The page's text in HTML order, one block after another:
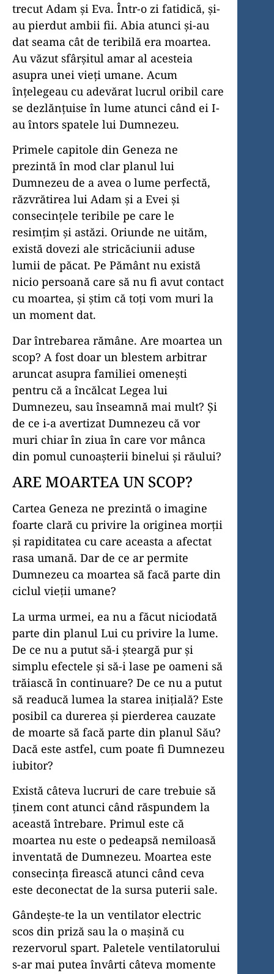
trecut Adam și Eva. Într-o zi fatidică, și-
au pierdut ambii fii. Abia atunci și-au
dat seama cât de teribilă era moartea.
Au văzut sfârșitul amar al acesteia
asupra unei vieți umane. Acum
înțelegeau cu adevărat lucrul oribil care
se dezlănțuise în lume atunci când ei I-
au întors spatele lui Dumnezeu.
Primele capitole din Geneza ne
prezintă în mod clar planul lui
Dumnezeu de a avea o lume perfectă,
răzvrătirea lui Adam și a Evei și
consecințele teribile pe care le
resimțim și astăzi. Oriunde ne uităm,
există dovezi ale stricăciunii aduse
lumii de păcat. Pe Pământ nu există
nicio persoană care să nu fi avut contact
cu moartea, și știm că toți vom muri la
un moment dat.
Dar întrebarea rămâne. Are moartea un
scop? A fost doar un blestem arbitrar
aruncat asupra familiei omenești
pentru că a încălcat Legea lui
Dumnezeu, sau înseamnă mai mult? Și
de ce i-a avertizat Dumnezeu că vor
muri chiar în ziua în care vor mânca
din pomul cunoașterii binelui și răului?
ARE MOARTEA UN SCOP?
Cartea Geneza ne prezintă o imagine
foarte clară cu privire la originea morții
și rapiditatea cu care aceasta a afectat
rasa umană. Dar de ce ar permite
Dumnezeu ca moartea să facă parte din
ciclul vieții umane?
La urma urmei, ea nu a făcut niciodată
parte din planul Lui cu privire la lume.
De ce nu a putut să-i șteargă pur și
simplu efectele și să-i lase pe oameni să
trăiască în continuare? De ce nu a putut
să readucă lumea la starea inițială? Este
posibil ca durerea și pierderea cauzate
de moarte să facă parte din planul Său?
Dacă este astfel, cum poate fi Dumnezeu
iubitor?
Există câteva lucruri de care trebuie să
ținem cont atunci când răspundem la
această întrebare. Primul este că
moartea nu este o pedeapsă nemiloasă
inventată de Dumnezeu. Moartea este
consecința firească atunci când ceva
este deconectat de la sursa puterii sale.
Gândește-te la un ventilator electric
scos din priză sau la o mașină cu
rezervorul spart. Paletele ventilatorului
s-ar mai putea învârti câteva momente